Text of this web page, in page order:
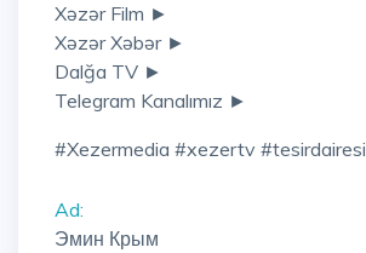
Xəzər Film ►
Xəzər Xəbər ►
Dalğa TV ►
Telegram Kanalımız ►
#xezermedia #xezertv #tesirdairesi
Ad:
Эмин Крым